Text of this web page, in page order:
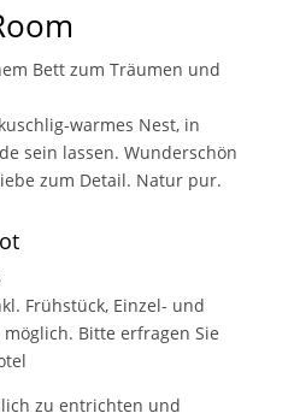
Bett zum Träumen und
warmes Nest, in
sein lassen. Wunderschön
zum Detail. Natur pur.
Frühstück, Einzel- und
Bitte erfragen Sie
zu entrichten und